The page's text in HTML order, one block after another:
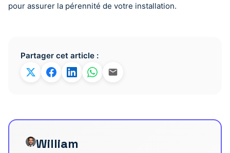
pour assurer la pérennité de votre installation.
Partager cet article :
William